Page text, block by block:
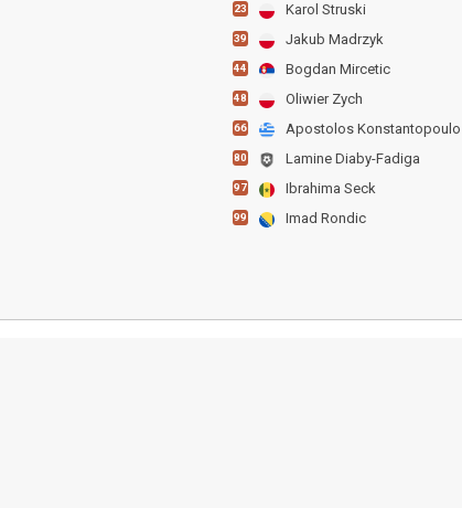
23 Karol Struski
39 Jakub Madrzyk
44 Bogdan Mircetic
48 Oliwier Zych
66 Apostolos
80 Lamine Diaby-Fadiga
97 Ibrahima Seck
99 Imad Rondic